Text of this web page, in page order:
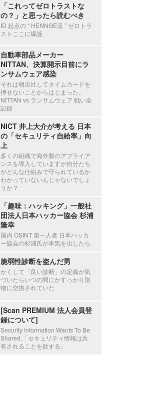
「これってゼロトラストな
の？」と思ったら読むべき
ID 起点の “ HENNGE流 ” ゼロトラ
ストここに爆誕
自動車部品メーカー
NITTAN、決算開示目前にラ
ンサムウェア感染
それは朝出社してタイムカードを
押せないことからはじまった。
NITTAN vs ランサムウェア 戦い全
記録
NICT 井上大介が考える 日本
の「セキュリティ自給率」向
上
多くの組織で海外製のアプライア
ンスを導入していますが自分たち
がどんな仕組みで守られているか
わかっていないんじゃないでしょ
うか？
「趣味：ハッキング」一般社
団法人日本ハッカー協会 杉浦
隆幸
国内 OSINT 第一人者 日本ハッカ
ー協会の杉浦氏が本気を出したら
脆弱性診断を盗んだ男
かくして「良い診断」の定義が気
づいたらいつの間にかすっかり別
物に交換されていた
[Scan PREMIUM 法人会員登
録について]
Security Information Wants To Be
Shared.「セキュリティ情報は共
有されることを欲する」